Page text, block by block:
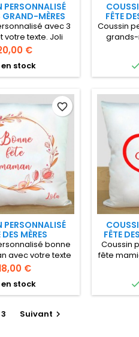
PERSONNALISÉ
GRAND-MÈRES
avec 3
votre texte. Joli
votre mamie
de ses petits-
carré satiné
€
en stock
FÊTE
Coussin
photo.
avec
PERSONNALISÉ
DES MÈRES
bonne
avec votre texte
€
en stock
favorite_border
FÊTE
Coussin
fête
mamie
petits-
40 cm
3 Suivant 